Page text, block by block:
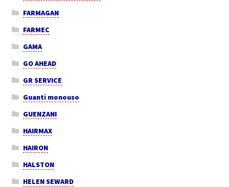
FARMAGAN
FARMEC
GAMA
GO AHEAD
GR SERVICE
Guanti monouso
GUENZANI
HAIRMAX
HAIRON
HALSTON
HELEN SEWARD